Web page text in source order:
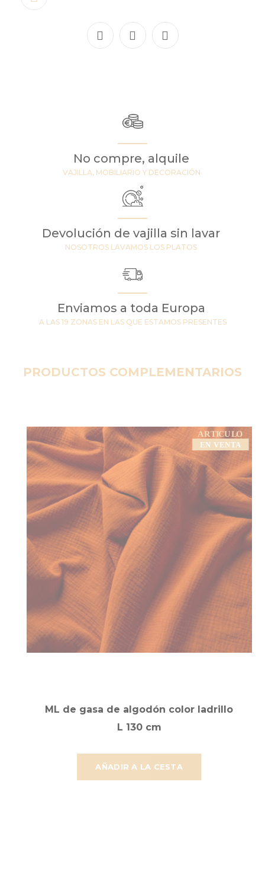
No compre, alquile
VAJILLA, MOBILIARIO Y DECORACIÓN
Devolución de vajilla sin lavar
NOSOTROS LAVAMOS LOS PLATOS
Enviamos a toda Europa
A LAS 19 ZONAS EN LAS QUE ESTAMOS PRESENTES
PRODUCTOS COMPLEMENTARIOS
AÑADIR A LA CESTA
ML de gasa de algodón color ladrillo
L 130 cm